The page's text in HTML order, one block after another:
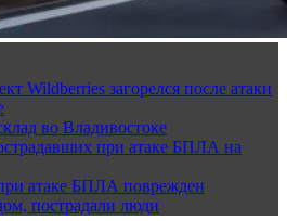
Wildberries загорелся после атаки
во Владивостоке
при атаке БПЛА на
атаке БПЛА поврежден
пострадали люди